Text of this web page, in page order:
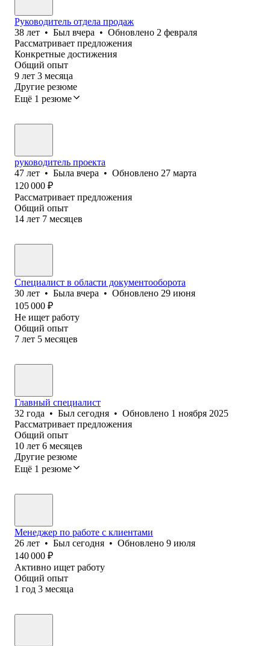
Руководитель отдела продаж
38 лет • Был вчера • Обновлено 2 февраля
Рассматривает предложения
Конкретные достижения
Общий опыт
9 лет 3 месяца
Другие резюме
Ещё 1 резюме
руководитель проекта
47 лет • Была вчера • Обновлено 27 марта
120 000 ₽
Рассматривает предложения
Общий опыт
14 лет 7 месяцев
Специалист в области документооборота
30 лет • Была вчера • Обновлено 29 июня
105 000 ₽
Не ищет работу
Общий опыт
7 лет 5 месяцев
Главный специалист
32 года • Был сегодня • Обновлено 1 ноября 2025
Рассматривает предложения
Общий опыт
10 лет 6 месяцев
Другие резюме
Ещё 1 резюме
Менеджер по работе с клиентами
26 лет • Был сегодня • Обновлено 9 июля
140 000 ₽
Активно ищет работу
Общий опыт
1 год 3 месяца